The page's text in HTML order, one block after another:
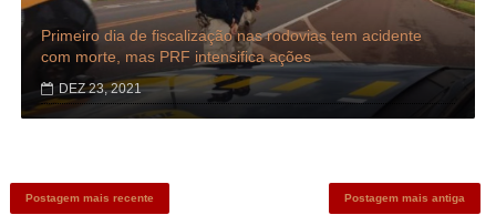
Primeiro dia de fiscalização nas rodovias tem acidente
com morte, mas PRF intensifica ações
DEZ 23, 2021
Postagem mais recente Postagem mais antiga